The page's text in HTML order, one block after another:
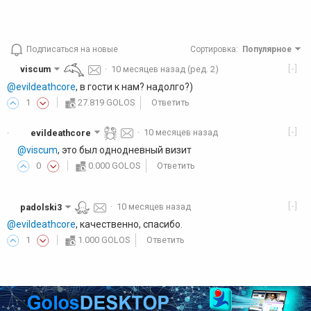
Подписаться на новые Сортировка: Популярное
[-]
viscum · 10 месяцев назад (ред. 2)
@evildeathcore, в гости к нам? надолго?)
1 27.819 GOLOS Ответить
· [-]
evildeathcore · 10 месяцев назад
@viscum, это был однодневный визит
0 0.000 GOLOS Ответить
[-]
padolski3 · 10 месяцев назад
@evildeathcore, качественно, спасибо.
1 1.000 GOLOS Ответить